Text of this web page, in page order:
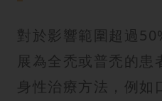
對於影響範圍超過
展為全禿或普禿的
身性治療方法，例如